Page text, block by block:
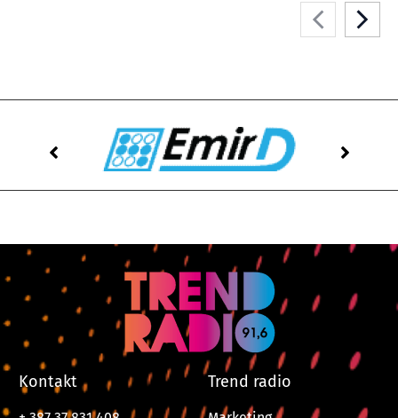
Kontakt Trend radio